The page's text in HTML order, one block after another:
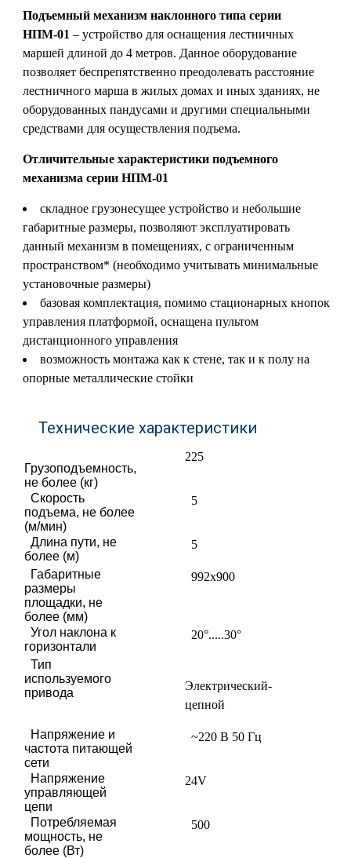
Подъемный механизм наклонного типа серии
НПМ-01 – устройство для оснащения лестничных
маршей длиной до 4 метров. Данное оборудование
позволяет беспрепятственно преодолевать расстояние
лестничного марша в жилых домах и иных зданиях, не
оборудованных пандусами и другими специальными
средствами для осуществления подъема.
Отличительные характеристики подъемного
механизма серии НПМ-01
складное грузонесущее устройство и небольшие
габаритные размеры, позволяют эксплуатировать
данный механизм в помещениях, с ограниченным
пространством* (необходимо учитывать минимальные
установочные размеры)
базовая комплектация, помимо стационарных кнопок
управления платформой, оснащена пультом
дистанционного управления
возможность монтажа как к стене, так и к полу на
опорные металлические стойки
Технические характеристики
Грузоподъемность,
не более (кг)
225
Скорость
подъема, не более
(м/мин)
5
Длина пути, не
более (м)
5
Габаритные
размеры
площадки, не
более (мм)
992x900
Угол наклона к
горизонтали
20°.....30°
Тип
используемого
привода
Электрический-
цепной
Напряжение и
частота питающей
сети
~220 В 50 Гц
Напряжение
управляющей
цепи
24V
Потребляемая
мощность, не
более (Вт)
500